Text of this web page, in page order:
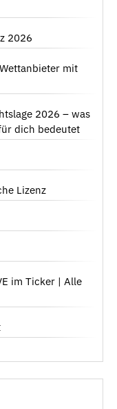
2026
mit
2026 – was
dich bedeutet
Lizenz
im Ticker | Alle